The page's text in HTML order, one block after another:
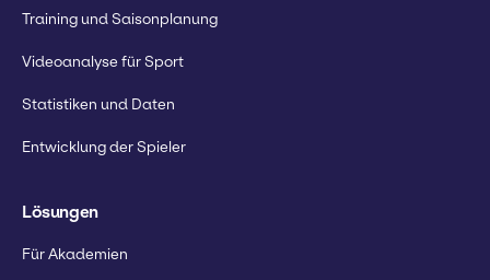
Training und Saisonplanung
Videoanalyse für Sport
Statistiken und Daten
Entwicklung der Spieler
Lösungen
Für Akademien